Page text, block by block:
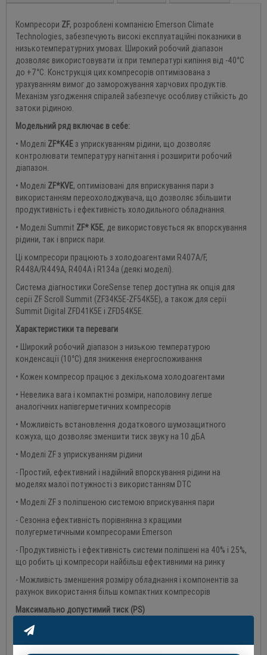
Компресори ZF, розроблені компанією Emerson Climate
Technologies, забезпечують високі експлуатаційні показники в
низькотемпературних умовах. Широкий робочий діапазон
дозволяє використовувати їх при температурі кипіння від -40°C
до +7°C. Конструкція цих компресорів оптимізована з
урахуванням вимог до заморожування харчових продуктів.
Механізм узгодження спіралей забезпечує особливу стійкість до
затоки рідиною.
Модельний ряд включає в себе:
• Моделі ZF*K4Eз уприскуванням рідини, що дозволяє
контролювати температуру нагнітання і розширити робочий
діапазон.
• Моделі ZF*KVE, оптимізовані для вприскування пари з
використанням переохолоджувача, що дозволяє збільшити
продуктивність і ефективність холодильного обладнання.
• Моделі Summit ZF* K5E, де використовується як впорскування
рідини, так і вприск пари.
Ці компресори працюють з холодоагентами R407A/F,
R448A/R449A, R404A і R134a (деякі моделі).
Система діагностики CoreSense тепер доступна як опція для
серії ZF Scroll Summit (ZF34K5E-ZF54K5E), а також для серії
Summit Digital ZFD41K5E і ZFD54K5E.
Характеристики та переваги
• Широкий робочий діапазон з низькою температурою
конденсації (10°C) для зниження енергоспоживання
• Кожен компресор працює з декількома холодоагентами
• Невелика вага і компактні розміри, наполовину легше
аналогічних напівгерметичних компресорів
• Можливість встановлення додаткового шумозащитного
кожуха, що дозволяє зменшити тиск звуку на 10 дБА
• Моделі ZF з уприскуванням рідини
- Простий, ефективний і надійний впорскування рідини на
моделях малої потужності з використанням DTC
• Моделі ZF з поліпшеною системою вприскування пари
- Сезонна ефективність порівнянна з кращими
полугерметичными компресорами Emerson
- Продуктивність і ефективність системи поліпшені на 40% і 25%,
що робить ці компресори найбільш ефективними на ринку
- Можливість зменшення розміру обладнання і компонентів за
рахунок використання більш компактних компресорів
Максимально допустимий тиск (PS)
• ZF06 - ZF18 (K4E/KVE): З боку низького тиску 21 бар (ізб) / зі
сторони високого тиску 32 бар (ізб)